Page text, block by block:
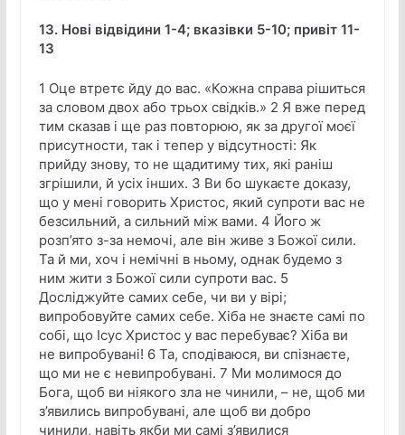
13. Нові відвідини 1-4; вказівки 5-10; привіт 11-
13
1 Оце втретє йду до вас. «Кожна справа рішиться
за словом двох або трьох свідків.» 2 Я вже перед
тим сказав і ще раз повторюю, як за другої моєї
присутности, так і тепер у відсутності: Як
прийду знову, то не щадитиму тих, які раніш
згрішили, й усіх інших. 3 Ви бо шукаєте доказу,
що у мені говорить Христос, який супроти вас не
безсильний, а сильний між вами. 4 Його ж
розп’ято з-за немочі, але він живе з Божої сили.
Та й ми, хоч і немічні в ньому, однак будемо з
ним жити з Божої сили супроти вас. 5
Досліджуйте самих себе, чи ви у вірі;
випробовуйте самих себе. Хіба не знаєте самі по
собі, що Ісус Христос у вас перебуває? Хіба ви
не випробувані! 6 Та, сподіваюся, ви спізнаєте,
що ми не є невипробувані. 7 Ми молимося до
Бога, щоб ви ніякого зла не чинили, – не, щоб ми
з’явились випробувані, але щоб ви добро
чинили, навіть якби ми самі з’явилися